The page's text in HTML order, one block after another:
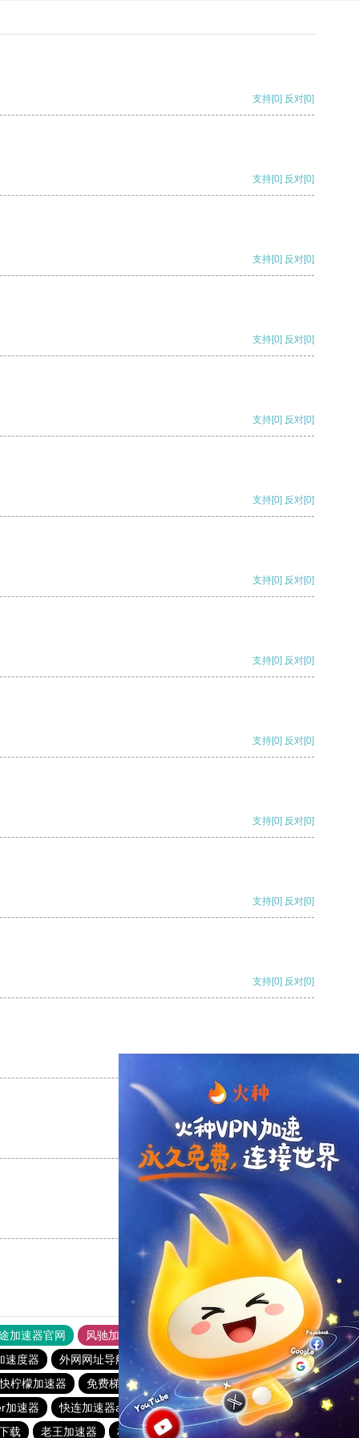
支持[0] 反对[0]
支持[0] 反对[0]
支持[0] 反对[0]
支持[0] 反对[0]
支持[0] 反对[0]
支持[0] 反对[0]
支持[0] 反对[0]
支持[0] 反对[0]
支持[0] 反对[0]
支持[0] 反对[0]
支持[0] 反对[0]
支持[0] 反对[0]
支持 [0] 反对 [0]
支持
加速器官网 风驰加速器
旋风加速器
速度器
外网网址导航 软件中心 雷霆加速
狂飙加速器
快柠檬加速器
免费梯子加速器app七天
雷霆加器速
加速器
快连加速器app vp加速器官网
快鸭加速器
载
老王加速器 极光加速器